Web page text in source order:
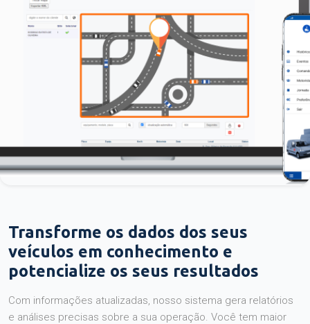
Transforme os dados dos seus
veículos em conhecimento e
potencialize os seus resultados
Com informações atualizadas, nosso sistema gera relatórios
e análises precisas sobre a sua operação. Você tem maior